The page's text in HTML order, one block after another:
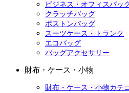
ビジネス・オフィスバッ
クラッチバッグ
ボストンバッグ
スーツケース・トランク
エコバッグ
バッグアクセサリー
財布・ケース・小物
財布・ケース・小物カテ